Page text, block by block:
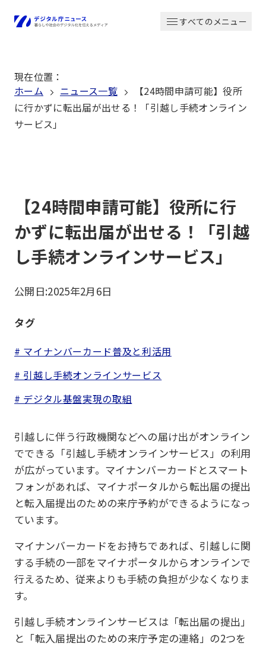
本
文
動
すべてのメニュー
現在位置 ：
ホーム
ニュース一覧
【24時間申請可能】役所
に行かずに転出届が出せる！「引越し手続オンライン
サービス」
【24時間申請可能】役所に行
かずに転出届が出せる！「引越
し手続オンラインサービス」
公開日:2025年2月6日
タグ
# マイナンバーカード普及と利活用
# 引越し手続オンラインサービス
# デジタル基盤実現の取組
引越しに伴う行政機関などへの届け出がオンライン
でできる「引越し手続オンラインサービス」の利用
が広がっています。マイナンバーカードとスマート
フォンがあれば、マイナポータルから転出届の提出
と転入届提出のための来庁予約ができるようになっ
ています。
マイナンバーカードをお持ちであれば、引越しに関
する手続の一部をマイナポータルからオンラインで
行えるため、従来よりも手続の負担が少なくなりま
す。
引越し手続オンラインサービスは「転出届の提出」
と「転入届提出のための来庁予定の連絡」の2つを